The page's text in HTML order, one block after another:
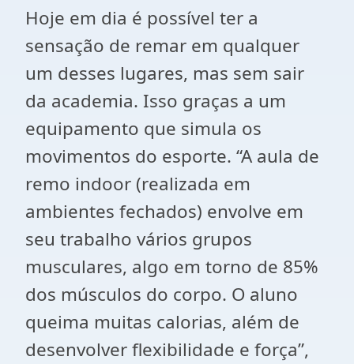
Hoje em dia é possível ter a
sensação de remar em qualquer
um desses lugares, mas sem sair
da academia. Isso graças a um
equipamento que simula os
movimentos do esporte. “A aula de
remo indoor (realizada em
ambientes fechados) envolve em
seu trabalho vários grupos
musculares, algo em torno de 85%
dos músculos do corpo. O aluno
queima muitas calorias, além de
desenvolver flexibilidade e força”,